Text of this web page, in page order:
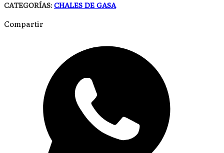
CATEGORÍAS: CHALES DE GASA
Compartir